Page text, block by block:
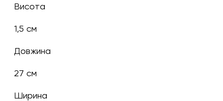
Висота
1,5 см
Довжина
27 см
Ширина